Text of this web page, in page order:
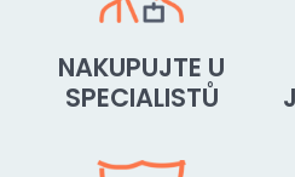
NAKUPUJTE U
SPECIALISTŮ